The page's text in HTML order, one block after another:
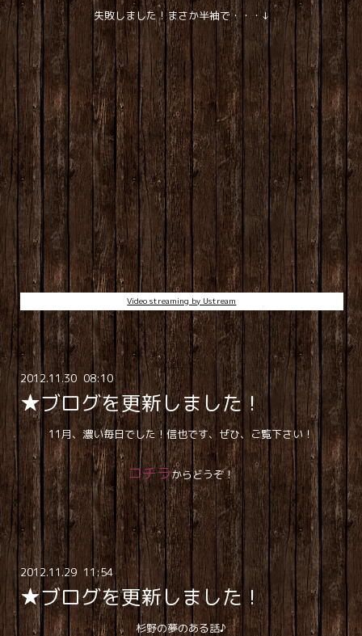
失敗しました！まさか半袖で・・・↓
Video streaming by Ustream
2012.11.30 08:10
★ブログを更新しました！
11月、濃い毎日でした！信也です、ぜひ、ご覧下さい！
コチラからどうぞ！
2012.11.29 11:54
★ブログを更新しました！
杉野の夢のある話♪